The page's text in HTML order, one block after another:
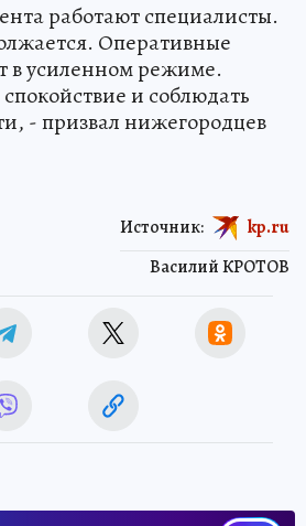
работают специалисты.
Оперативные
в усиленном режиме.
и соблюдать
- призвал нижегородцев
Василий КРОТОВ
Источник: kp.ru